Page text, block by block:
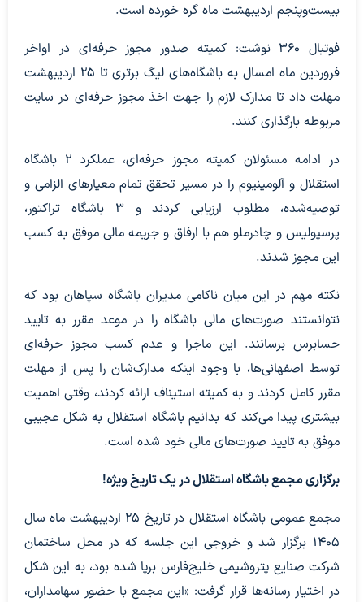
بیست‌وپنجم اردیبهشت ماه گره خورده است.
فوتبال ۳۶۰ نوشت: کمیته صدور مجوز حرفه‌ای در اواخر
فروردین ماه امسال به باشگاه‌های لیگ برتری تا ۲۵ اردیبهشت
مهلت داد تا مدارک لازم را جهت اخذ مجوز حرفه‌ای در سایت
مربوطه بارگذاری کنند.
در ادامه مسئولان کمیته مجوز حرفه‌ای، عملکرد ۲ باشگاه
استقلال و آلومینیوم را در مسیر تحقق تمام معیارهای الزامی و
توصیه‌شده، مطلوب ارزیابی کردند و ۳ باشگاه تراکتور،
پرسپولیس و چادرملو هم با ارفاق و جریمه مالی موفق به کسب
این مجوز شدند.
نکته مهم در این میان ناکامی مدیران باشگاه سپاهان بود که
نتوانستند صورت‌های مالی باشگاه را در موعد مقرر به تایید
حسابرس برسانند. این ماجرا و عدم کسب مجوز حرفه‌ای
توسط اصفهانی‌ها، با وجود اینکه مدارک‌شان را پس از مهلت
مقرر کامل کردند و به کمیته استیناف ارائه کردند، وقتی اهمیت
بیشتری پیدا می‌کند که بدانیم باشگاه استقلال به شکل عجیبی
موفق به تایید صورت‌های مالی خود شده است.
برگزاری مجمع باشگاه استقلال در یک تاریخ ویژه!
مجمع عمومی باشگاه استقلال در تاریخ ۲۵ اردیبهشت ماه سال
۱۴۰۵ برگزار شد و خروجی این جلسه که در محل ساختمان
شرکت صنایع پتروشیمی خلیج‌فارس برپا شده بود، به این شکل
در اختیار رسانه‌‎ها قرار گرفت: «این مجمع با حضور سهامداران،